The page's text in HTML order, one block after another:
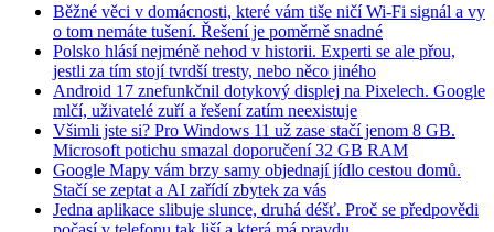
Běžné věci v domácnosti, které vám tiše ničí Wi-Fi signál a vy
o tom nemáte tušení. Řešení je poměrně snadné
Polsko hlásí nejméně nehod v historii. Experti se ale přou,
jestli za tím stojí tvrdší tresty, nebo něco jiného
Android 17 znefunkčnil dotykový displej na Pixelech. Google
mlčí, uživatelé zuří a řešení zatím neexistuje
Všimli jste si? Pro Windows 11 už zase stačí jenom 8 GB.
Microsoft potichu smazal doporučení 32 GB RAM
Google Mapy vám brzy samy objednají jídlo cestou domů.
Stačí se zeptat a AI zařídí zbytek za vás
Jedna aplikace slibuje slunce, druhá déšť. Proč se předpovědi